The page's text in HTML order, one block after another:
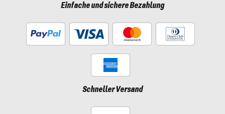
Einfache und sichere Bezahlung
Schneller Versand